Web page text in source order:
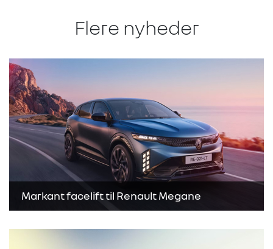
Flere nyheder
Markant facelift til Renault Megane